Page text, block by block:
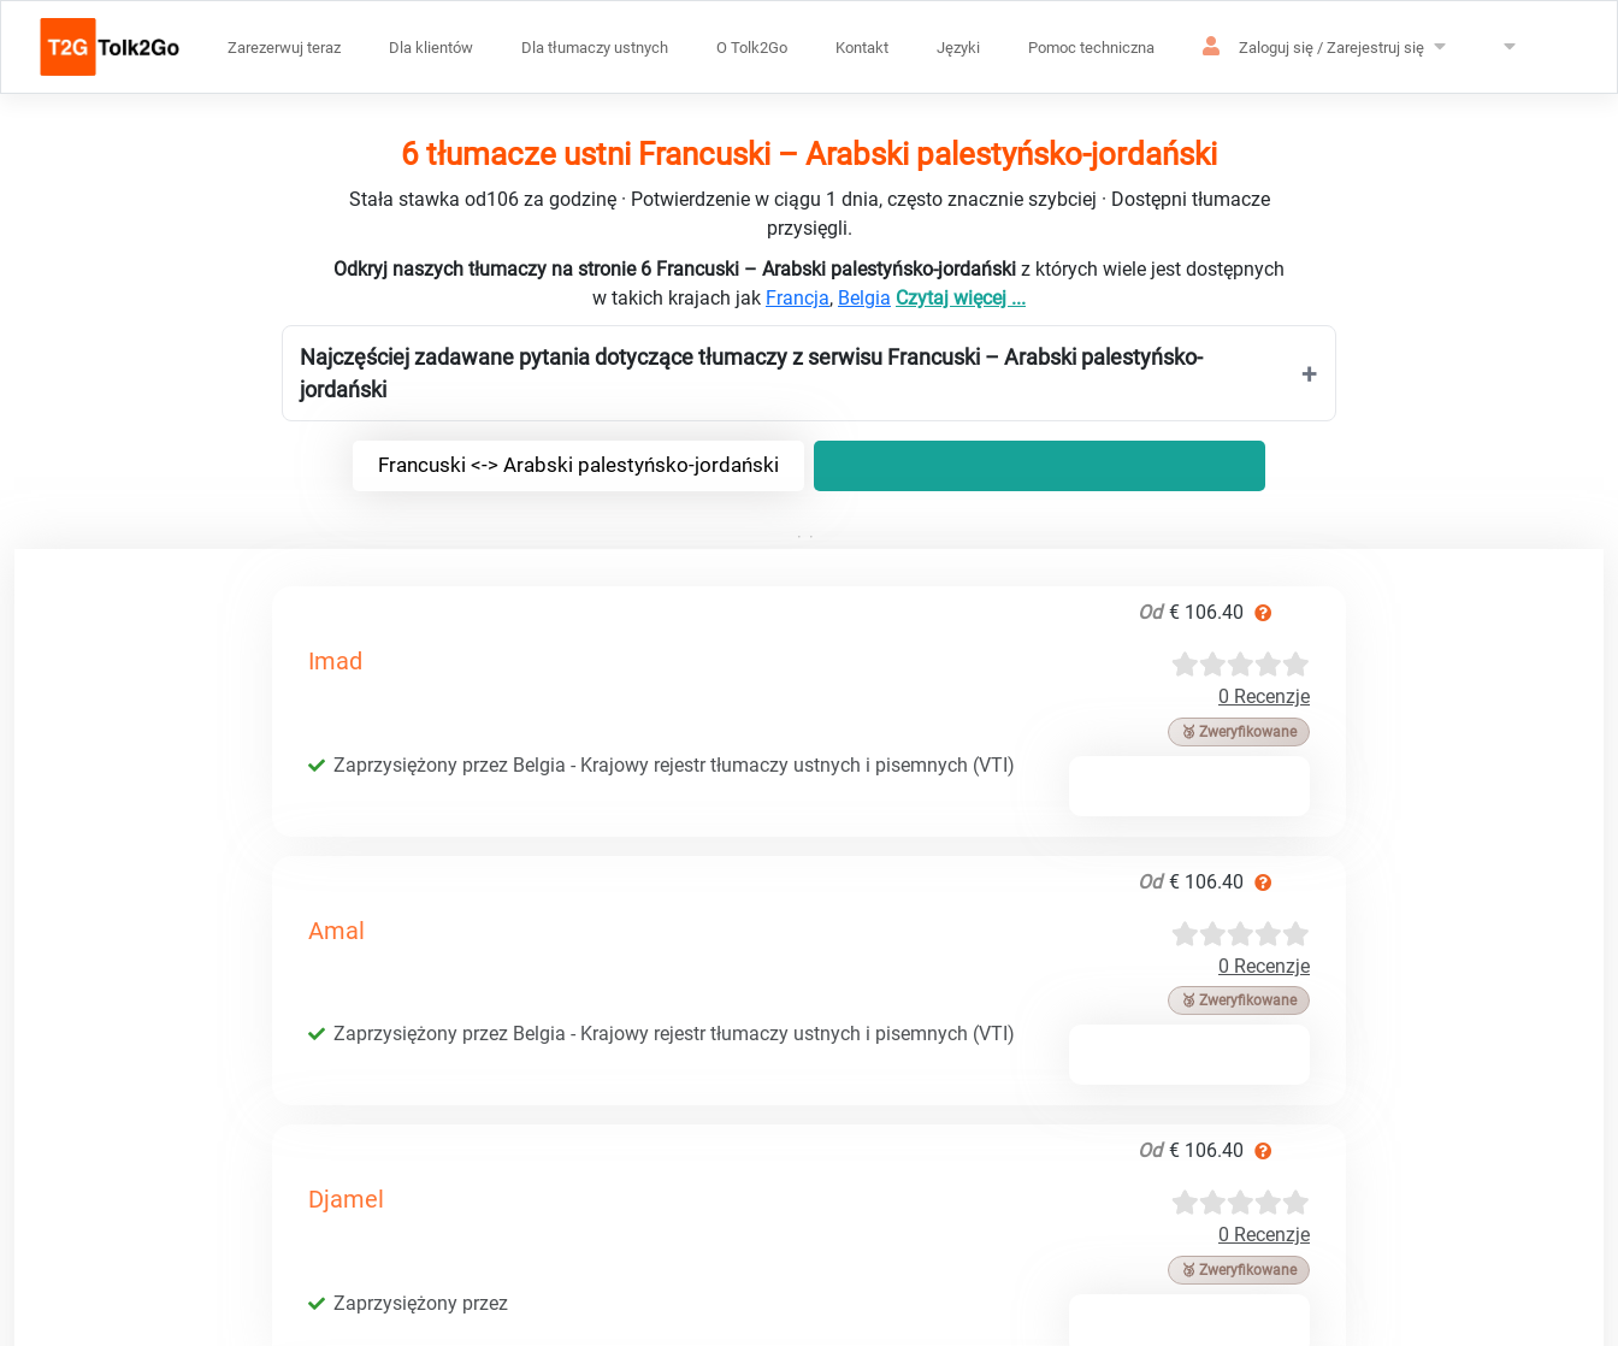
Zarezerwuj teraz Dla klientów Dla tłumaczy ustnych O Tolk2Go Kontakt Języki Pomoc techniczna Zaloguj się / Zarejestruj się
6 tłumacze ustni Francuski – Arabski palestyńsko-jordański
Stała stawka od106 za godzinę · Potwierdzenie w ciągu 1 dnia, często znacznie szybciej · Dostępni tłumacze
przysięgli.
Odkryj naszych tłumaczy na stronie 6 Francuski – Arabski palestyńsko-jordański z których wiele jest dostępnych
w takich krajach jak Francja, Belgia Czytaj więcej ...
Najczęściej zadawane pytania dotyczące tłumaczy z serwisu Francuski – Arabski palestyńsko-
jordański
Francuski <-> Arabski palestyńsko-jordański
Od€ 106.40
Imad
0 Recenzje
🥉 Zweryfikowane
Zaprzysiężony przez Belgia - Krajowy rejestr tłumaczy ustnych i pisemnych (VTI)
Od€ 106.40
Amal
0 Recenzje
🥉 Zweryfikowane
Zaprzysiężony przez Belgia - Krajowy rejestr tłumaczy ustnych i pisemnych (VTI)
Od€ 106.40
Djamel
0 Recenzje
🥉 Zweryfikowane
Zaprzysiężony przez